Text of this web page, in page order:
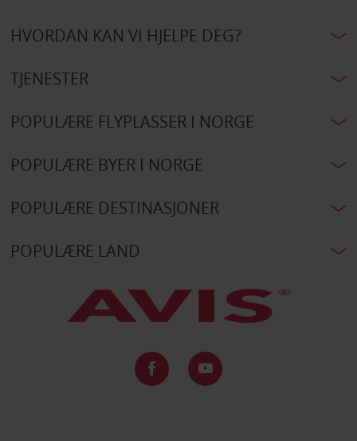
HVORDAN KAN VI HJELPE DEG?
TJENESTER
POPULÆRE FLYPLASSER I NORGE
POPULÆRE BYER I NORGE
POPULÆRE DESTINASJONER
POPULÆRE LAND